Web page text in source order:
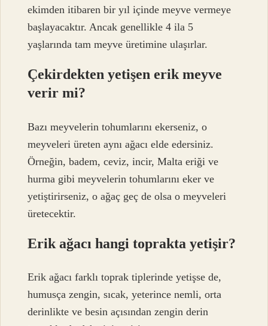
ekimden itibaren bir yıl içinde meyve vermeye
başlayacaktır. Ancak genellikle 4 ila 5
yaşlarında tam meyve üretimine ulaşırlar.
Çekirdekten yetişen erik meyve
verir mi?
Bazı meyvelerin tohumlarını ekerseniz, o
meyveleri üreten aynı ağacı elde edersiniz.
Örneğin, badem, ceviz, incir, Malta eriği ve
hurma gibi meyvelerin tohumlarını eker ve
yetiştirirseniz, o ağaç geç de olsa o meyveleri
üretecektir.
Erik ağacı hangi toprakta yetişir?
Erik ağacı farklı toprak tiplerinde yetişse de,
humusça zengin, sıcak, yeterince nemli, orta
derinlikte ve besin açısından zengin derin